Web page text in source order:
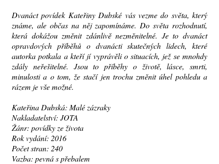
Dvanáct povídek Kateřiny Dubské vás vezme do světa, který
známe, ale občas na něj zapomínáme. Do světa rozhodnutí,
která dokážou změnit zdánlivě nezměnitelné. Je to dvanáct
opravdových příběhů o dvanácti skutečných lidech, které
autorka potkala a kteří jí vyprávěli o situacích, jež se mnohdy
zdály neřešitelné. Jsou to příběhy o životě, lásce, smrti,
minulosti a o tom, že stačí jen trochu změnit úhel pohledu a
rázem je vše možné.
Kateřina Dubská: Malé zázraky
Nakladatelství: JOTA
Žánr: povídky ze života
Rok vydání: 2016
Počet stran: 240
Vazba: pevná s přebalem